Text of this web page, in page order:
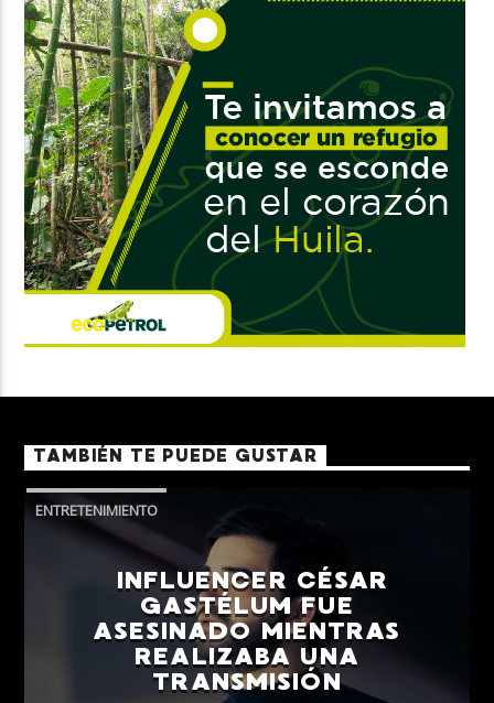
TAMBIÉN TE PUEDE GUSTAR
ENTRETENIMIENTO
INFLUENCER CÉSAR
GASTÉLUM FUE
ASESINADO MIENTRAS
REALIZABA UNA
TRANSMISIÓN